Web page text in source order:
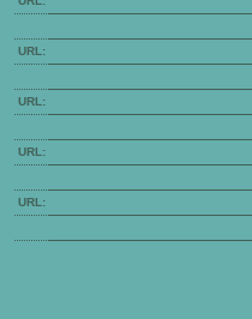
URL:
URL:
URL:
URL: